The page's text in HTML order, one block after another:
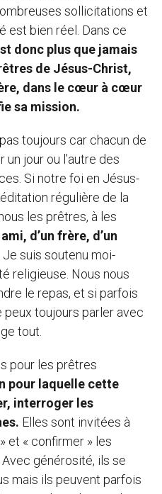
sollicitations et
est bien réel. Dans ce
donc plus que jamais
de Jésus-Christ,
dans le cœur à cœur
sa mission.
toujours car chacun de
jour ou l’autre des
Si notre foi en Jésus-
régulière de la
les prêtres, à les
d’un frère, d’un
Je suis soutenu moi-
religieuse. Nous nous
le repas, et si parfois
peux toujours parler avec
tout.
pour les prêtres
pour laquelle cette
interroger les
Elles sont invitées à
et « confirmer » les
générosité, ils se
mais ils peuvent parfois